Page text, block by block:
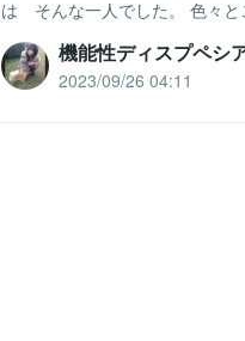
は そんな一人でした。 色々
機能性ディスプペシ
2023/09/26 04:11